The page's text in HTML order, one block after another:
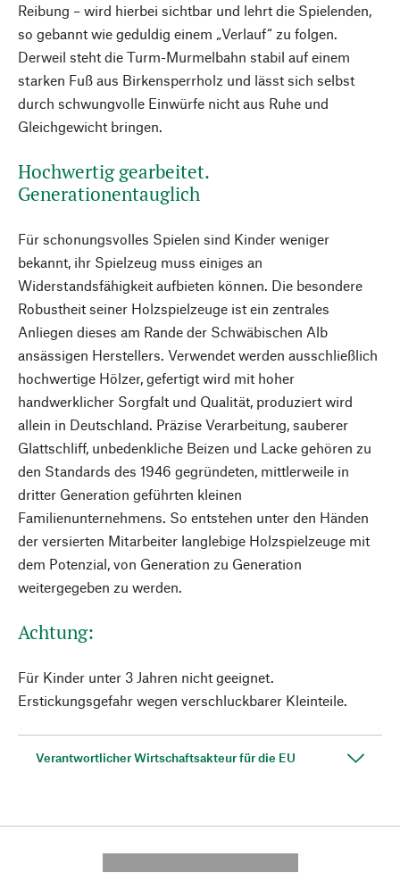
Reibung – wird hierbei sichtbar und lehrt die Spielenden,
so gebannt wie geduldig einem „Verlauf“ zu folgen.
Derweil steht die Turm-Murmelbahn stabil auf einem
starken Fuß aus Birkensperrholz und lässt sich selbst
durch schwungvolle Einwürfe nicht aus Ruhe und
Gleichgewicht bringen.
Hochwertig gearbeitet.
Generationentauglich
Für schonungsvolles Spielen sind Kinder weniger
bekannt, ihr Spielzeug muss einiges an
Widerstandsfähigkeit aufbieten können. Die besondere
Robustheit seiner Holzspielzeuge ist ein zentrales
Anliegen dieses am Rande der Schwäbischen Alb
ansässigen Herstellers. Verwendet werden ausschließlich
hochwertige Hölzer, gefertigt wird mit hoher
handwerklicher Sorgfalt und Qualität, produziert wird
allein in Deutschland. Präzise Verarbeitung, sauberer
Glattschliff, unbedenkliche Beizen und Lacke gehören zu
den Standards des 1946 gegründeten, mittlerweile in
dritter Generation geführten kleinen
Familienunternehmens. So entstehen unter den Händen
der versierten Mitarbeiter langlebige Holzspielzeuge mit
dem Potenzial, von Generation zu Generation
weitergegeben zu werden.
Achtung:
Für Kinder unter 3 Jahren nicht geeignet.
Erstickungsgefahr wegen verschluckbarer Kleinteile.
Verantwortlicher Wirtschaftsakteur für die EU